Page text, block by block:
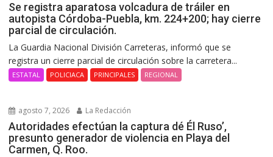
Se registra aparatosa volcadura de tráiler en
autopista Córdoba-Puebla, km. 224+200; hay cierre
parcial de circulación.
La Guardia Nacional División Carreteras, informó que se
registra un cierre parcial de circulación sobre la carretera...
ESTATAL POLICIACA PRINCIPALES REGIONAL
agosto 7, 2026 La Redacción
Autoridades efectúan la captura dé Él Ruso’,
presunto generador de violencia en Playa del
Carmen, Q. Roo.